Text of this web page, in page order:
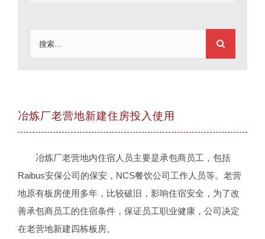
冶炼厂老营地新建住房投入使用
冶炼厂老营地内住宿人员主要是承包商员工，包括
Raibus安保公司的保安，NCS餐饮公司工作人员等。老营
地原有板房使用多年，比较破旧，影响住宿安全，为了改
善承包商员工的住宿条件，保证员工职业健康，公司决定
在老营地新建四栋板房。